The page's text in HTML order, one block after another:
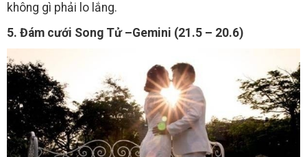
không gì phải lo lắng.
5. Đám cưới Song Tử –Gemini (21.5 – 20.6)